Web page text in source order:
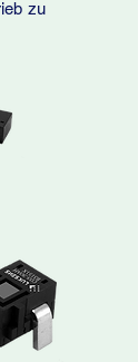
zu